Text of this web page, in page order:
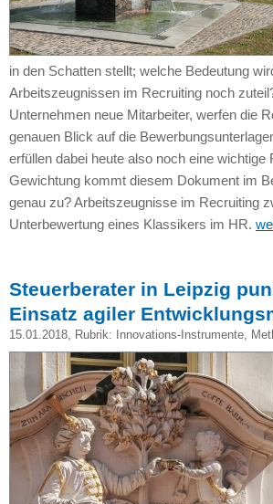
in den Schatten stellt; welche Bedeutung
Arbeitszeugnissen im Recruiting noch
Unternehmen neue Mitarbeiter, werfen die
genauen Blick auf die
erfüllen dabei heute also noch eine wichtige
Gewichtung kommt diesem Dokument im
genau zu? Arbeitszeugnisse im Recruiting
Unterbewertung eines Klassikers im HR.
Steuerberater in Leipzig
Einsatz agiler
15.01.2018, Rubrik: Innovations-Instrumente,